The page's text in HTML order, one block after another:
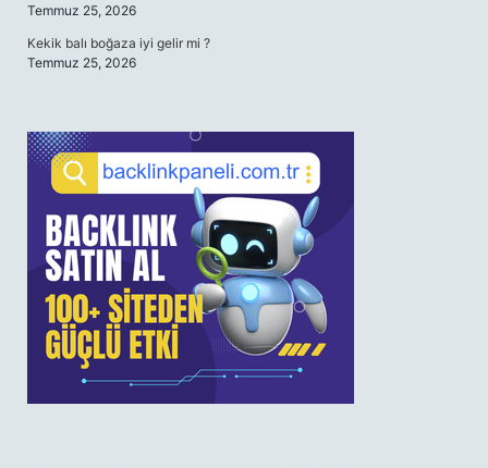
Temmuz 25, 2026
Kekik balı boğaza iyi gelir mi ?
Temmuz 25, 2026